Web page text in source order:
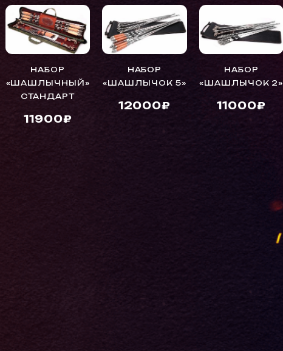
НАБОР
«ШАШЛЫЧНЫЙ»
СТАНДАРТ
11900₽
НАБОР
«ШАШЛЫЧОК 5»
12000₽
НАБОР
«ШАШЛЫЧОК 2»
11000₽